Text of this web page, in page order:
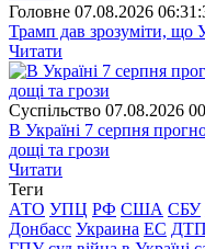
Головне 07.08.2026
Трамп дав зрозуміти, що
Читати
Суспiльство 07.08.2026
В Україні 7 серпня
дощі та грози
Читати
Теги
АТО УПЦ РФ США СБУ
Донбасс Украина ЕС ДТП